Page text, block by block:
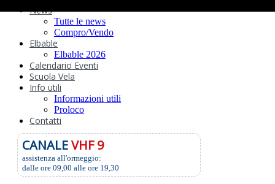
News
Tutte le news
Compro/Vendo
Elbable
Elbable 2026
Calendario Eventi
Scuola Vela
Info utili
Informazioni utili
Proloco
Contatti
CANALEVHF 9
assistenza all'ormeggio:
dalle ore 09,00 alle ore 19,30